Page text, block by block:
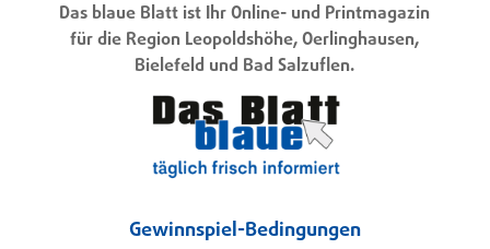
Das blaue Blatt ist Ihr Online- und Printmagazin
für die Region Leopoldshöhe, Oerlinghausen,
Bielefeld und Bad Salzuflen.
Gewinnspiel-Bedingungen